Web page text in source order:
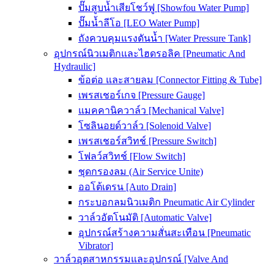
ปั๊มสูบน้ำเสียโชว์ฟู [Showfou Water Pump]
ปั๊มน้ำลีโอ [LEO Water Pump]
ถังควบคุมแรงดันน้ำ [Water Pressure Tank]
อุปกรณ์นิวเมติกและไฮดรอลิค [Pneumatic And
Hydraulic]
ข้อต่อ และสายลม [Connector Fitting & Tube]
เพรสเชอร์เกจ [Pressure Gauge]
แมคคานิควาล์ว [Mechanical Valve]
โซลินอยด์วาล์ว [Solenoid Valve]
เพรสเชอร์สวิทช์ [Pressure Switch]
โฟลว์สวิทช์ [Flow Switch]
ชุดกรองลม (Air Service Unite)
ออโต้เดรน [Auto Drain]
กระบอกลมนิวเมติก Pneumatic Air Cylinder
วาล์วอัตโนมัติ [Automatic Valve]
อุปกรณ์สร้างความสั่นสะเทือน [Pneumatic
Vibrator]
วาล์วอุตสาหกรรมและอุปกรณ์ [Valve And